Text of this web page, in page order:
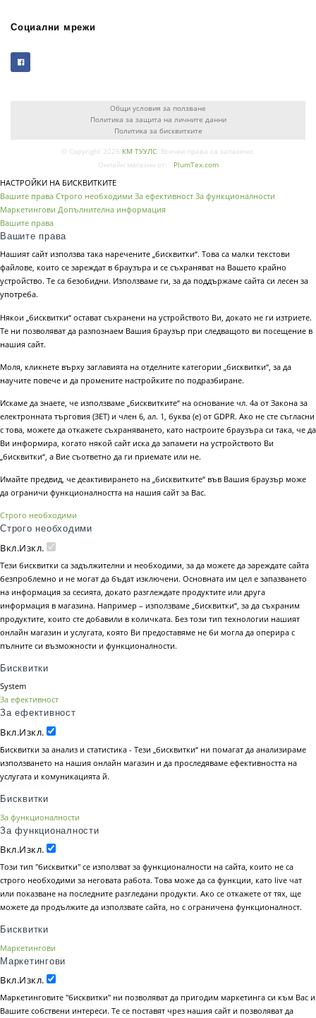
Социални мрежи
Общи условия за ползване
Политика за защита на личните данни
Политика за бисквитките
© Copyright 2026 КМ ТУУЛС. Всички права са запазени.
Онлайн магазин от:
PlumTex.com
НАСТРОЙКИ НА БИСКВИТКИТЕ
Вашите права Строго необходими За ефективност За функционалности
Маркетингови Допълнителна информация
Вашите права
Вашите права
Нашият сайт използва така наречените „бисквитки“. Това са малки текстови
файлове, които се зареждат в браузъра и се съхраняват на Вашето крайно
устройство. Те са безобидни. Използваме ги, за да поддържаме сайта си лесен за
употреба.
Някои „бисквитки“ остават съхранени на устройството Ви, докато не ги изтриете.
Те ни позволяват да разпознаем Вашия браузър при следващото ви посещение в
нашия сайт.
Моля, кликнете върху заглавията на отделните категории „бисквитки“, за да
научите повече и да промените настройките по подразбиране.
Искаме да знаете, че използваме „бисквитките“ на основание чл. 4а от Закона за
електронната търговия (ЗЕТ) и член 6, ал. 1, буква (е) от GDPR. Ако не сте съгласни
с това, можете да откажете съхраняването, като настроите браузъра си така, че да
Ви информира, когато някой сайт иска да запамети на устройството Ви
„бисквитки“, а Вие съответно да ги приемате или не.
Имайте предвид, че деактивирането на „бисквитките“ във Вашия браузър може
да ограничи функционалността на нашия сайт за Вас.
Строго необходими
Строго необходими
Вкл.Изкл.
Тези бисквитки са задължителни и необходими, за да можете да зареждате сайта
безпроблемно и не могат да бъдат изключени. Основната им цел е запазването
на информация за сесията, докато разглеждате продуктите или друга
информация в магазина. Например – използваме „бисквитки“, за да съхраним
продуктите, които сте добавили в количката. Без този тип технологии нашият
онлайн магазин и услугата, която Ви предоставяме не би могла да оперира с
пълните си възможности и функционалности.
Бисквитки
System
За ефективност
За ефективност
Вкл.Изкл.
Бисквитки за анализ и статистика - Тези „бисквитки“ ни помагат да анализираме
използването на нашия онлайн магазин и да проследяваме ефективността на
услугата и комуникацията й.
Бисквитки
За функционалности
За функционалности
Вкл.Изкл.
Този тип "бисквитки" се използват за функционалности на сайта, които не са
строго необходими за неговата работа. Това може да са функции, като live чат
или показване на последните разгледани продукти. Ако се откажете от тях, ще
можете да продължите да използвате сайта, но с ограничена функционалност.
Бисквитки
Маркетингови
Маркетингови
Вкл.Изкл.
Маркетинговите "бисквитки" ни позволяват да пригодим маркетинга си към Вас и
Вашите собствени интереси. Те се поставят чрез нашия сайт и позволяват да